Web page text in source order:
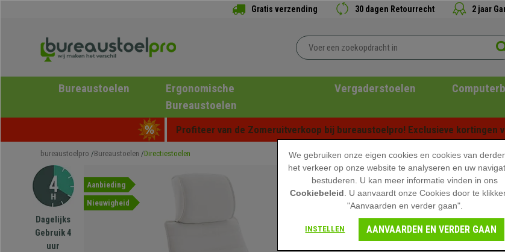
Gratis verzending 30 dagen Retourrecht 2 jaar
Bureaustoelen
Ergonomische
Bureaustoelen
Vergaderstoelen
Profiteer van de Zomeruitverkoop bij bureaustoelpro! Exclusieve kortingen
bureaustoelpro Bureaustoelen Directiestoelen
Dagelijks
Gebruik 4
uur
Aanbieding
Nieuwigheid
329,90 €
We gebruiken onze eigen cookies en cookies van
het verkeer op onze website te analyseren en uw
bestuderen. U kan meer informatie vinden in ons
Cookiebeleid . U aanvaardt onze Cookies door te
"Aanvaarden en verder gaan".
INSTELLEN AANVAARDEN EN VERDER GAAN